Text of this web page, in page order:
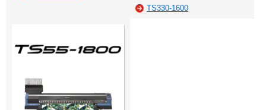
TS330-1600